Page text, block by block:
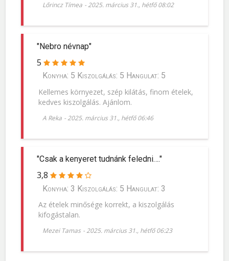
Lőrincz Tímea -2025. március 31., hétfő 08:02
"Nebro névnap"
5
Konyha: 5 Kiszolgálás: 5 Hangulat: 5
Kellemes környezet, szép kilátás, finom ételek,
kedves kiszolgálás. Ajánlom.
A Reka -2025. március 31., hétfő 06:46
"Csak a kenyeret tudnánk feledni…."
3,8
Konyha: 3 Kiszolgálás: 5 Hangulat: 3
Az ételek minősége korrekt, a kiszolgálás
kifogástalan.
Mezei Tamas -2025. március 31., hétfő 06:23